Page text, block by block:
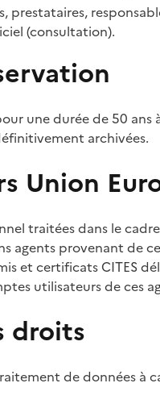
prestataires,
(consultation).
une durée de 50
archivées.
Union
traitées dans le
agents provenant de
et certificats CITES
utilisateurs de ces
droits
de données à